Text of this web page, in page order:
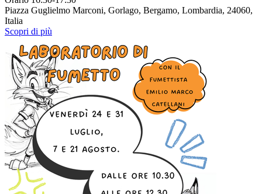
Piazza Guglielmo Marconi, Gorlago, Bergamo, Lombardia, 24060,
Italia
Scopri di più